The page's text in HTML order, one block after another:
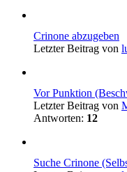
Crinone abzugeben
Letzter Beitrag von
Vor Punktion
Letzter Beitrag von
Antworten: 12
Suche Crinone